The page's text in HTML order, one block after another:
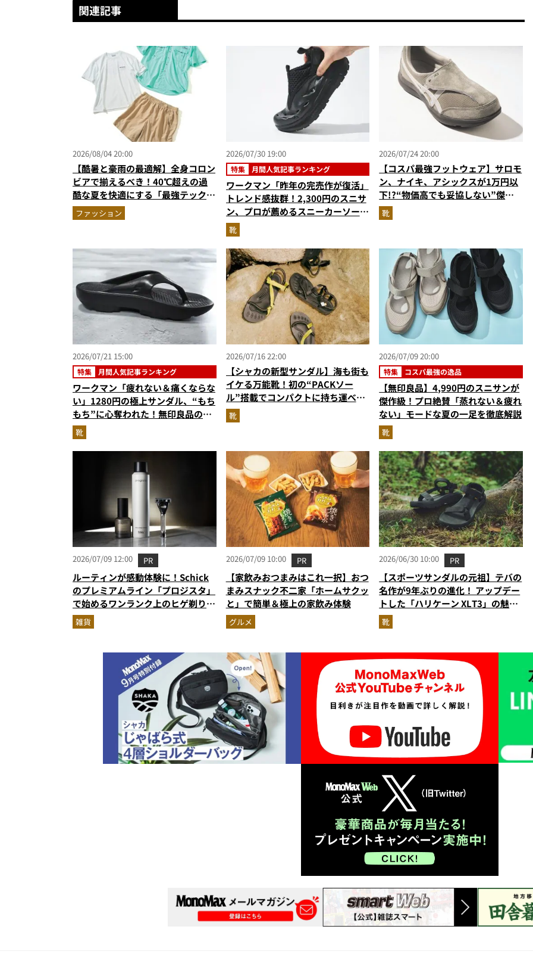
関連記事
2026/08/04 20:00
【酷暑と豪雨の最適解】全身コロン
ビアで揃えるべき！40℃超えの過
酷な夏を快適にする「最強テックウ
エア」セットアップ
ファッション
2026/07/30 19:00
特集 月間人気記事ランキング
ワークマン「昨年の完売作が復活」
トレンド感抜群！2,300円のスニサ
ン、プロが薦めるスニーカーソール
搭載“走れるサンダル”…ほか【夏
シューズの人気記事ランキングベス
ト3】（2026年6月版）
靴
2026/07/24 20:00
【コスパ最強フットウェア】サロモ
ン、ナイキ、アシックスが1万円以
下!?“物価高でも妥協しない”傑作
シューズ3選
靴
2026/07/21 15:00
特集 月間人気記事ランキング
ワークマン「疲れない＆痛くならな
い」1280円の極上サンダル、“もち
もち”に心奪われた！無印良品の夏
の最適解…ほか【サンダルの人気記
事ランキングベスト3】（2026年6
月版）
靴
2026/07/16 22:00
【シャカの新型サンダル】海も街も
イケる万能靴！初の“PACKソー
ル”搭載でコンパクトに持ち運べる
新作「COVEE PA」
靴
2026/07/09 20:00
特集 コスパ最強の逸品
【無印良品】4,990円のスニサンが
傑作級！プロ絶賛「蒸れない＆疲れ
ない」モードな夏の一足を徹底解説
靴
2026/07/09 12:00 PR
ルーティンが感動体験に！Schick
のプレミアムライン「プロジスタ」
で始めるワンランク上のヒゲ剃り習
慣
雑貨
2026/07/09 10:00 PR
【家飲みおつまみはこれ一択】おつ
まみスナック不二家「ホームサクッ
と」で簡単＆極上の家飲み体験
グルメ
2026/06/30 10:00 PR
【スポーツサンダルの元祖】テバの
名作が9年ぶりの進化！ アップデー
トした「ハリケーン XLT3」の魅力
を識者があらゆる角度から徹底解
説！
靴